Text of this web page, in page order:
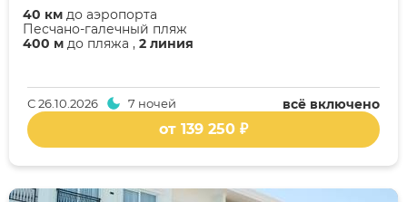
400 м до пляжа , 2 линия
Песчано-галечный пляж
40 км до аэропорта
всё включено
С26.10.2026 7 ночей
от 139 250 ₽